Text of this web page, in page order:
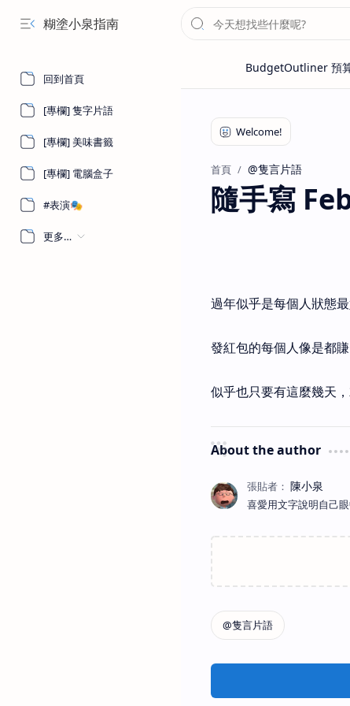
糊塗小泉指南
回到首頁
[專欄] 隻字片語
[專欄] 美味書籤
[專欄] 電腦盒子
#表演🎭
更多…
首頁 @隻言片語
隨手寫
過年似乎是每個人狀態最
發紅包的每個人像是都
似乎也只要有這麼幾天
About the author
喜愛用文字說明自己